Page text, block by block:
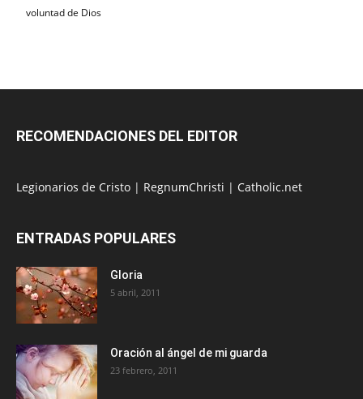
voluntad de Dios
RECOMENDACIONES DEL EDITOR
Legionarios de Cristo | RegnumChristi | Catholic.net
ENTRADAS POPULARES
Gloria
5 abril, 2011
Oración al ángel de mi guarda
23 febrero, 2011